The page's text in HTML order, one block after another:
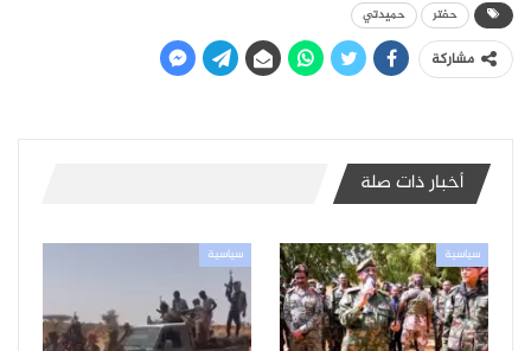
حفتر حميدتي
مشاركة
أخبار ذات صلة
سياسية سياسية